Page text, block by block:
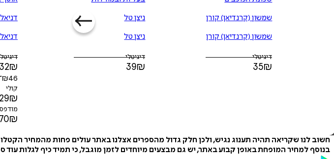
שמשון (קרנדיאן) קורן
שמשון (קרנדיאן) קורן
דיגיטלי
35₪
ניצן טל
ניצן טל
דיגיטלי
39₪
32₪
₪46
קולי
29₪
מודפס
70₪
חשוב לנו שקריאה תהיה תענוג נגיש, ולכן חלק גדול מהספרים אצלנו באתר עולים פחות מהמחיר
בנוסף למחיר המופחת באופן קבוע באתר, יש גם מבצעים מיוחדים לזמן מוגבל, כי תמיד כיף לגלות עוד